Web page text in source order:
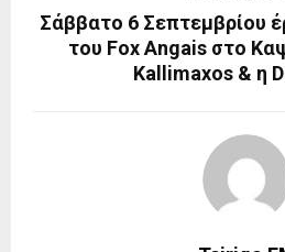
Σάββατο 6 Σεπτεμβρίου
του Fox Angais στο
Kallimaxos & η